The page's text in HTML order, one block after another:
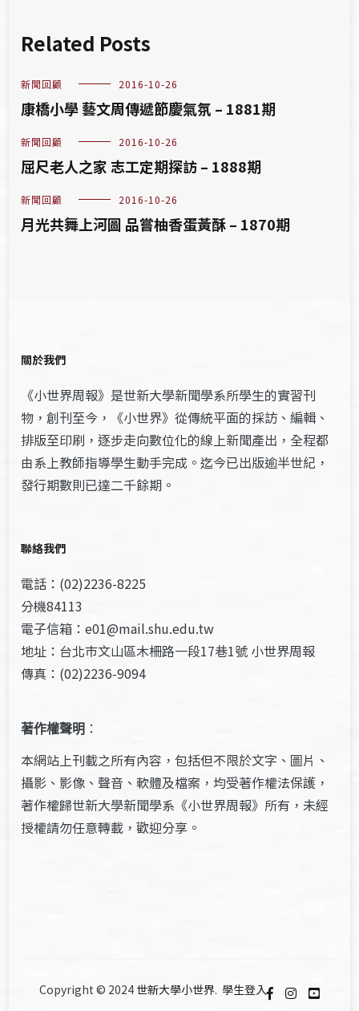
Related Posts
新聞回顧 2016-10-26
康橋小學 藝文周傳遞節慶氣氛 – 1881期
新聞回顧 2016-10-26
屈尺老人之家 志工定期探訪 – 1888期
新聞回顧 2016-10-26
月光共舞上河圖 品嘗柚香蛋黃酥 – 1870期
關於我們
《小世界周報》是世新大學新聞學系所學生的實習刊
物，創刊至今，《小世界》從傳統平面的採訪、編輯、
排版至印刷，逐步走向數位化的線上新聞產出，全程都
由系上教師指導學生動手完成。迄今已出版逾半世紀，
發行期數則已達二千餘期。
聯絡我們
電話：(02)2236-8225
分機84113
電子信箱：e01@mail.shu.edu.tw
地址：台北市文山區木柵路一段17巷1號 小世界周報
傳真：(02)2236-9094
著作權聲明 ：
本網站上刊載之所有內容，包括但不限於文字、圖片、
攝影、影像、聲音、軟體及檔案，均受著作權法保護，
著作權歸世新大學新聞學系《小世界周報》所有，未經
授權請勿任意轉載，歡迎分享。
Copyright © 2024 世新大學小世界. 學生登入